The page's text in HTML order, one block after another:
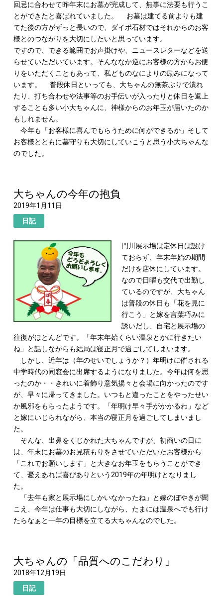
回忌に合わせて昨年末にお墓が完成して、無事に法要も行うこ
とができたと喜ばれていました。
お墓は建てる前よりも建
てた後の方がずっと長いので、ダイボ石材ではそれからのお客
様とのつながりを大切にしたいと思っています。
ですので、できる範囲でお声掛けや、ニュースレターなどを送
らせていただいています。そんななか逆にお客様の方からお便
りをいただくこともあって、私どものなによりの励みになって
います。
普段休日といっても、大ちゃんの無茶ぶりで潰れ
たり、打ち合わせや法事等のお手伝いが入ったりと休日を返上
することも多い小大ちゃんに、神様からのお年玉が届いたのか
もしれません。
今年も「お客様に喜んでもらうために何ができるか」そして
お客様とともに墓守りも大切にしていこうと思う小大ちゃんな
のでした。
大ちゃんの今年の抱負
2019年1月11日
日記
門川展示場は定休日は設け
ておらず、年末年始の期間
だけを店休にしています。
なので日曜も交代で出勤し
ているのですが、大ちゃん
は普段の休日も「花を見に
行こう」と嫁を言葉巧みに
誘いだし、自宅と展示場の
往復がほとんどです。「年末年始くらい温泉とかに行きたい
ね」と話しながらも結局は寝正月で過ごしてしまいます。
しかし、近年は（年のせいでしょうか？）年明けに催される
中学時代の同窓会に出席するようになりました。今年は何を思
ったのか・・きれいに着飾り意気揚々と会場に向かったのです
が、早々に帰ってきました。いつもと違ったことをやったせい
か風邪をもらったようです。「年明け早々手がかかるわ」など
と嫁にいじられながら、本当の寝正月を過ごしてしまいまし
た。
そんな、出鼻をくじかれた大ちゃんですが、初商いの日に
は、年末にお墓のお見積もりをさせていただいたお客様から
「これでお願いします」と大きなお年玉をもらうことができ
て、憂えあれば喜びありという2019年の年明けとなりまし
た。
「去年も家と展示場にしかいなかったね」と嫁のぼやきが聞
こえ、今年は仕事も大切にしながら、たまには温泉へでも行け
たらなぁと一年の目標を立てる大ちゃんなのでした。
大ちゃんの「品質へのこだわり」
2018年12月19日
日記